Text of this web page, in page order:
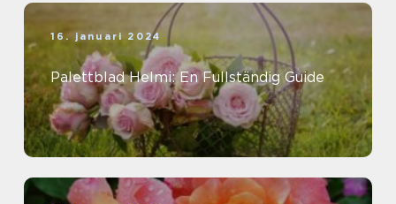
16. januari 2024
Palettblad Helmi: En Fullständig Guide